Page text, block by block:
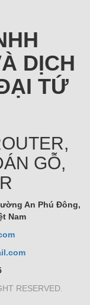
DỊCH
TỨ
GỖ,
An Phú Đông,
Nam
RESERVED.